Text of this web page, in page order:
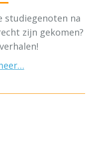
studiegenoten na
zijn gekomen?